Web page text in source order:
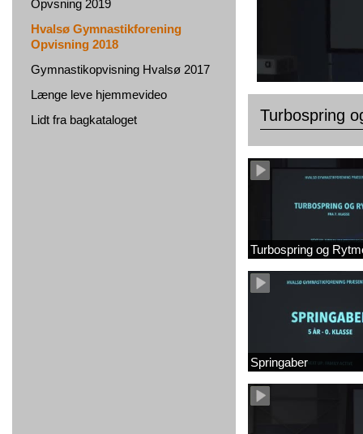
Opvsning 2019
Hvalsø Gymnastikforening
Opvisning 2018
Gymnastikopvisning Hvalsø 2017
Længe leve hjemmevideo
Lidt fra bagkataloget
Turbospring
Turbospring og
Springaber